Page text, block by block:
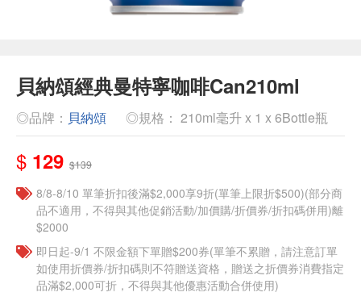
貝納頌經典曼特寧咖啡Can210ml
◎品牌： 貝納頌 ◎規格： 210ml毫升 x 1 x 6Bottle瓶
$ 129 $139
8/8-8/10 單筆折扣後滿$2,000享9折(單筆上限折$500)(部分商
品不適用，不得與其他促銷活動/加價購/折價券/折扣碼併用)離
$2000
即日起-9/1 不限金額下單贈$200券(單筆不累贈，請注意訂單
如使用折價券/折扣碼則不符贈送資格，贈送之折價券消費指定
品滿$2,000可折，不得與其他優惠活動合併使用)